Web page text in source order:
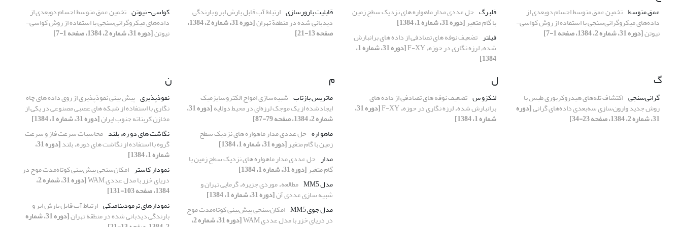
عمق متوسط تخمین عمق متوسط اجسام دو‌بعدی از
داده‌های میکروگرانی‌سنجی با استفاده از روش کواسی-
نیوتن[دوره 31، شماره 2، 1384، صفحه 1-7]
فلبرگ حل عددی مدار ماهواره های نزدیک سطح زمین
با گام متغیر[دوره 31، شماره 1، 1384]
فیلتر تضعیف نوفه های تصادفی از داده های برانبارش
شدهء لرزه نگاری در حوزهء F-XY [دوره 31، شماره 1،
1384]
قابلیت بارورسازی ارتباط آب قابل بارش ابر و بارندگی
دیدبانی شده در منطقة تهران [دوره 31، شماره 2، 1384،
صفحه 13-21]
کواسی- نیوتن تخمین عمق متوسط اجسام دو‌بعدی از
داده‌های میکروگرانی‌سنجی با استفاده از روش کواسی-
نیوتن[دوره 31، شماره 2، 1384، صفحه 1-7]
گ
گرانی‌سنجی اکتشاف تله‌های هیدروکربوری طبس با
روش جدید وارون‌سازی سه‌بعدی داده‌های گرانی[دوره
31، شماره 2، 1384، صفحه 23-34]
ل
لنکزو س تضعیف نوفه های تصادفی از داده های
برانبارش شدهء لرزه نگاری در حوزهء F-XY [دوره 31،
شماره 1، 1384]
م
ماتریس بازتاب شبیه‌سازی امواج الکتروسایزمیک
ایجادشده از یک موجک لرزه‌ای در محیط دولایه [دوره 31،
شماره 2، 1384، صفحه 79-87]
ماهو اره حل عددی مدار ماهواره های نزدیک سطح
زمین با گام متغیر[دوره 31، شماره 1، 1384]
مدار حل عددی مدار ماهواره های نزدیک سطح زمین با
گام متغیر[دوره 31، شماره 1، 1384]
مدل MM5
مطالعهء موردی جزیرهء گرمایی تهران و
شبیه سازی عددی آن[دوره 31، شماره 1، 1384]
مدل جوی MM5
امکان‌سنجی پیش‌بینی کوتاه‌مدت موج
در دریای خزر با مدل عددی WAM [دوره 31، شماره 2،
ن
نفوذپذیری پیش بینی نفوذپذیری از روی داده های چاه
نگاری با استفاده از شبکه های عصبی مصنوعی در یکی از
مخازن کربناته جنوب ایران[دوره 31، شماره 1، 1384]
نگاشت های دو رهء بلند محاسبات سرعت فاز و سرعت
گروه با استفاده از نگاشت های دورهء بلند [دوره 31،
شماره 1، 1384]
نمودار کاستر امکان‌سنجی پیش‌بینی کوتاه‌مدت موج در
دریای خزر با مدل عددی WAM [دوره 31، شماره 2،
1384، صفحه 103-131]
نمودارهای ترمودینامیکی ارتباط آب قابل بارش ابر و
بارندگی دیدبانی شده در منطقة تهران [دوره 31، شماره